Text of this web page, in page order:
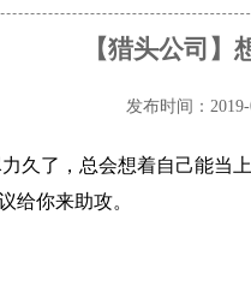
【猎头公司
发布时间：
久了，总会想着自己能当
给你来助攻。